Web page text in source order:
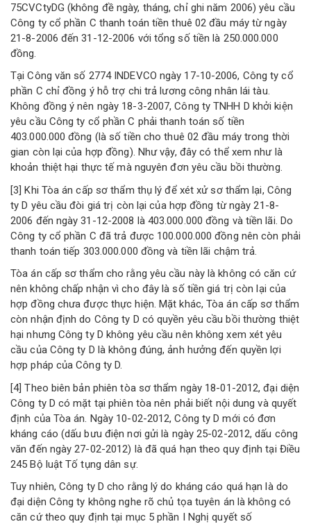
75CVCtyDG (không đề ngày, tháng, chỉ ghi năm 2006) yêu cầu
Công ty cổ phần C thanh toán tiền thuê 02 đầu máy từ ngày
21-8-2006 đến 31-12-2006 với tổng số tiền là 250.000.000
đồng.
Tại Công văn số 2774 INDEVCO ngày 17-10-2006, Công ty cổ
phần C chỉ đồng ý hỗ trợ chi trả lương công nhân lái tàu.
Không đồng ý nên ngày 18-3-2007, Công ty TNHH D khởi kiện
yêu cầu Công ty cổ phần C phải thanh toán số tiền
403.000.000 đồng (là số tiền cho thuê 02 đầu máy trong thời
gian còn lại của hợp đồng). Như vậy, đây có thể xem như là
khoản thiệt hại thực tế mà nguyên đơn yêu cầu bồi thường.
[3] Khi Tòa án cấp sơ thẩm thụ lý để xét xử sơ thẩm lại, Công
ty D yêu cầu đòi giá trị còn lại của hợp đồng từ ngày 21-8-
2006 đến ngày 31-12-2008 là 403.000.000 đồng và tiền lãi. Do
Công ty cổ phần C đã trả được 100.000.000 đồng nên còn phải
thanh toán tiếp 303.000.000 đồng và tiền lãi chậm trả.
Tòa án cấp sơ thẩm cho rằng yêu cầu này là không có căn cứ
nên không chấp nhận vì cho đây là số tiền giá trị còn lại của
hợp đồng chưa được thực hiện. Mặt khác, Tòa án cấp sơ thẩm
còn nhận định do Công ty D có quyền yêu cầu bồi thường thiệt
hại nhưng Công ty D không yêu cầu nên không xem xét yêu
cầu của Công ty D là không đúng, ảnh hưởng đến quyền lợi
hợp pháp của Công ty D.
[4] Theo biên bản phiên tòa sơ thẩm ngày 18-01-2012, đại diện
Công ty D có mặt tại phiên tòa nên phải biết nội dung và quyết
định của Tòa án. Ngày 10-02-2012, Công ty D mới có đơn
kháng cáo (dấu bưu điện nơi gửi là ngày 25-02-2012, dấu công
văn đến ngày 27-02-2012) là đã quá hạn theo quy định tại Điều
245 Bộ luật Tố tụng dân sự.
Tuy nhiên, Công ty D cho rằng lý do kháng cáo quá hạn là do
đại diện Công ty không nghe rõ chủ tọa tuyên án là không có
căn cứ theo quy định tại mục 5 phần I Nghị quyết số